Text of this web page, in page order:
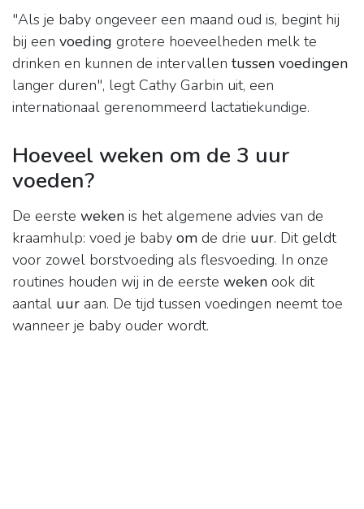
"Als je baby ongeveer een maand oud is, begint hij
bij een voeding grotere hoeveelheden melk te
drinken en kunnen de intervallen tussen voedingen
langer duren", legt Cathy Garbin uit, een
internationaal gerenommeerd lactatiekundige.
Hoeveel weken om de 3 uur
voeden?
De eerste weken is het algemene advies van de
kraamhulp: voed je baby om de drie uur. Dit geldt
voor zowel borstvoeding als flesvoeding. In onze
routines houden wij in de eerste weken ook dit
aantal uur aan. De tijd tussen voedingen neemt toe
wanneer je baby ouder wordt.